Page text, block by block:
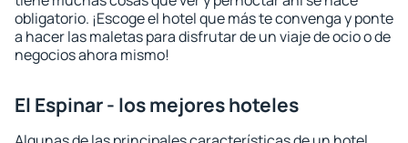
obligatorio. ¡Escoge el hotel que más te convenga y ponte
a hacer las maletas para disfrutar de un viaje de ocio o de
negocios ahora mismo!
El Espinar - los mejores hoteles